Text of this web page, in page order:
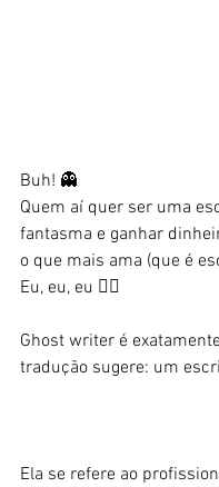
Buh! 👻
Quem aí quer ser uma
fantasma e ganhar
o que mais ama (que é
Eu, eu, eu 👆🏻
Ghost writer é
tradução sugere: um
Ela se refere ao